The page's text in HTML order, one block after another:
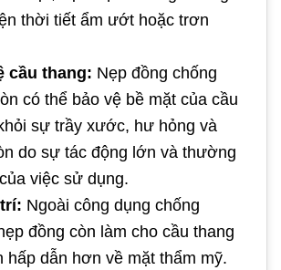
thời tiết ẩm ướt hoặc trơn
cầu thang: Nẹp đồng chống
có thể bảo vệ bề mặt của cầu
sự trầy xước, hư hỏng và
do sự tác động lớn và thường
việc sử dụng.
Ngoài công dụng chống
đồng còn làm cho cầu thang
hấp dẫn hơn về mặt thẩm mỹ.